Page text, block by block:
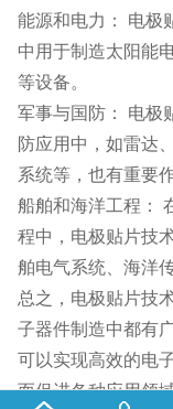
能源和电力： 电极
中用于制造太阳能
等设备。
军事与国防： 电极
防应用中，如雷达
系统等，也有重要作
船舶和海洋工程：
程中，电极贴片技
舶电气系统、海洋
总之，电极贴片技
子器件制造中都有
可以实现高效的电
而促进各种应用领